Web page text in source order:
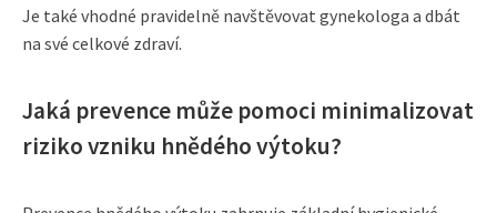
Je také vhodné pravidelně navštěvovat gynekologa a dbát
na své celkové zdraví.
Jaká prevence může pomoci minimalizovat
riziko vzniku hnědého výtoku?